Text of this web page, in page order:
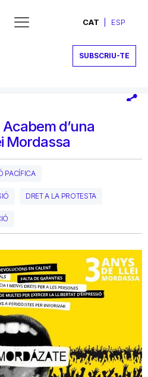
CAT ESP
SUBSCRIU-TE
d’una
Mordassa
PACÍFICA
DRET A LA PROTESTA